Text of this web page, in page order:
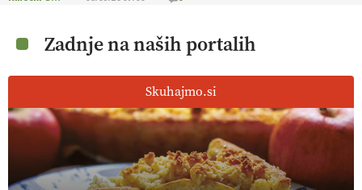
Zadnje na naših portalih
Skuhajmo.si